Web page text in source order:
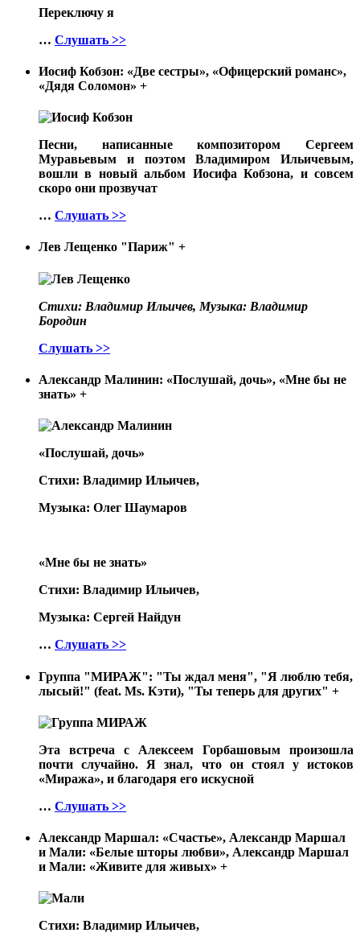
Переключу я
… Слушать >>
Иосиф Кобзон: «Две сестры», «Офицерский романс»,
«Дядя Соломон» +
Песни, написанные композитором Сергеем
Муравьевым и поэтом Владимиром Ильичевым,
вошли в новый альбом Иосифа Кобзона, и совсем
скоро они прозвучат
… Слушать >>
Лев Лещенко "Париж" +
Стихи: Владимир Ильичев, Музыка: Владимир
Бородин
Слушать >>
Александр Малинин: «Послушай, дочь», «Мне бы не
знать» +
«Послушай, дочь»
Стихи: Владимир Ильичев,
Музыка: Олег Шаумаров
«Мне бы не знать»
Стихи: Владимир Ильичев,
Музыка: Сергей Найдун
… Слушать >>
Группа "МИРАЖ": "Ты ждал меня", "Я люблю тебя,
лысый!" (feat. Ms. Кэти), "Ты теперь для других" +
Эта встреча с Алексеем Горбашовым произошла
почти случайно. Я знал, что он стоял у истоков
«Миража», и благодаря его искусной
… Слушать >>
Александр Маршал: «Счастье», Александр Маршал
и Мали: «Белые шторы любви», Александр Маршал
и Мали: «Живите для живых» +
Стихи: Владимир Ильичев,